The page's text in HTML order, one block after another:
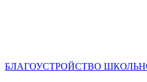
БЛАГОУСТРОЙСТВО